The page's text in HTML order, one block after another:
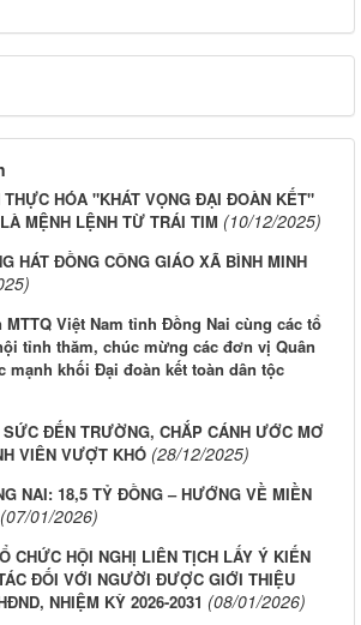
HÓA "KHÁT VỌNG ĐẠI ĐOÀN KẾT"
MỆNH LỆNH TỪ TRÁI TIM (10/12/2025)
HÁT ĐỒNG CÔNG GIÁO XÃ BÌNH MINH
MTTQ Việt Nam tỉnh Đồng Nai cùng các tổ
tỉnh thăm, chúc mừng các đơn vị Quân
mạnh khối Đại đoàn kết toàn dân tộc
ĐẾN TRƯỜNG, CHẮP CÁNH ƯỚC MƠ
VIÊN VƯỢT KHÓ (28/12/2025)
NAI: 18,5 TỶ ĐỒNG – HƯỚNG VỀ MIỀN
(07/01/2026)
CHỨC HỘI NGHỊ LIÊN TỊCH LẤY Ý KIẾN
ĐỐI VỚI NGƯỜI ĐƯỢC GIỚI THIỆU
NHIỆM KỲ 2026-2031 (08/01/2026)